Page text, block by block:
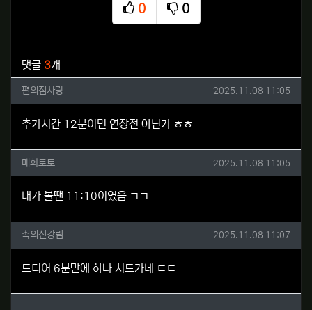
0
추천
0
비추천
댓글 3개
편의점사랑님의 댓글
편의점사랑 작성일
2025.11.08 11:05
추가시간 12분이면 연장전 아닌가 ㅎㅎ
매화토토님의 댓글
매화토토 작성일
2025.11.08 11:05
내가 볼땐 11:10이였음 ㅋㅋ
촉의신강림님의 댓글
촉의신강림 작성일
2025.11.08 11:07
드디어 6분만에 하나 처드가네 ㄷㄷ